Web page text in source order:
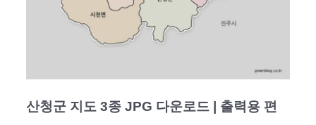
산청군 지도 3종 JPG 다운로드 | 출력용 편